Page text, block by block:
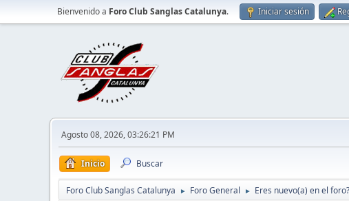
Bienvenido a Foro Club Sanglas Catalunya. Iniciar sesión
Agosto 08, 2026, 03:26:21 PM
Inicio Buscar
Foro Club Sanglas Catalunya ► Foro General ► Eres nuevo(a) en el